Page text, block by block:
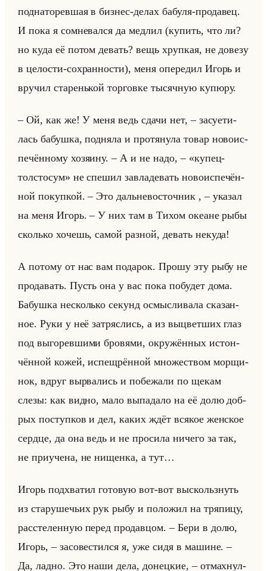
под­на­то­рев­шая в биз­нес-делах ба­бу­ля-про­да­вец.
И пока я со­мне­вал­ся да мед­лил (ку­пить, что ли?
но куда её потом де­вать? вещь хруп­кая, не до­ве­зу
в це­ло­сти-со­хран­но­сти), меня опе­ре­дил Игорь и
вру­чил ста­ренькой тор­гов­ке ты­сяч­ную ку­пю­ру.
– Ой, как же! У меня ведь сдачи нет, – за­су­ети­
лась ба­буш­ка, под­ня­ла и про­тя­ну­ла товар но­во­ис­
пе­чён­но­му хо­зя­ину. – А и не надо, – «купец-
толстосум» не спе­шил за­вла­де­вать но­во­ис­пе­чён­
ной по­куп­кой. – Это дальне­во­сточ­ник , – ука­зал
на меня Игорь. – У них там в Тихом оке­ане рыбы
сколько хо­чешь, самой раз­ной, де­вать неку­да!
А по­то­му от нас вам по­да­рок. Прошу эту рыбу не
про­да­вать. Пусть она у вас пока по­бу­дет дома.
Ба­буш­ка несколько се­кунд осмыс­ли­ва­ла ска­зан­
ное. Руки у неё за­тряс­лись, а из вы­цвет­ших глаз
под вы­го­рев­ши­ми бро­вя­ми, окру­жён­ных ис­тон­
чён­ной кожей, ис­пещ­рён­ной мно­же­ством мор­щи­
нок, вдруг вы­рва­лись и по­бе­жа­ли по щекам
слезы: как видно, мало вы­па­да­ло на её долю доб­
рых по­ступ­ков и дел, каких ждёт вся­кое жен­ское
серд­це, да она ведь и не про­си­ла ни­че­го за так,
не при­уче­на, не ни­щен­ка, а тут…
Игорь под­хва­тил го­то­вую вот-вот вы­скольз­нуть
из ста­ру­ше­чьих рук рыбу и по­ло­жил на тря­пи­цу,
рас­сте­лен­ную перед про­дав­цом. – Бери в долю,
Игорь, – за­со­ве­стил­ся я, уже сидя в ма­шине. –
Да, ладно. Это наши дела, до­нец­кие, – от­мах­нул­